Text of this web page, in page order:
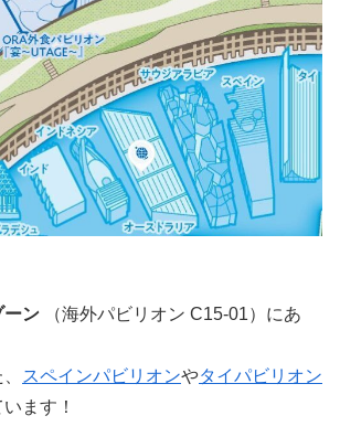
ーン （海外パビリオン C15-01）にあ
スペインパビリオンやタイパビリオン
ます！